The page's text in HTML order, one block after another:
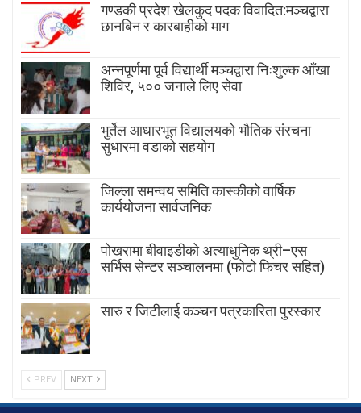
गण्डकी प्रदेश खेलकुद पदक विवादित:मञ्चद्वारा
छानबिन र कारबाहीको माग
अन्नपूर्णमा पूर्व विद्यार्थी मञ्चद्वारा निःशुल्क आँखा
शिविर, ५०० जनाले लिए सेवा
भुर्तेल आधारभूत विद्यालयको भौतिक संरचना
सुधारमा वडाको सहयोग
जिल्ला समन्वय समिति कास्कीको वार्षिक
कार्ययोजना सार्वजनिक
पोखरामा बीवाइडीको अत्याधुनिक थ्री–एस
सर्भिस सेन्टर सञ्चालनमा (फोटो फिचर सहित)
सारु र जिटीलाई कञ्चन पत्रकारिता पुरस्कार
PREV NEXT